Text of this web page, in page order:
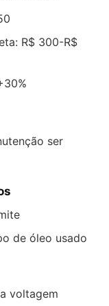
R$ 300-R$
ser
de óleo usado
voltagem